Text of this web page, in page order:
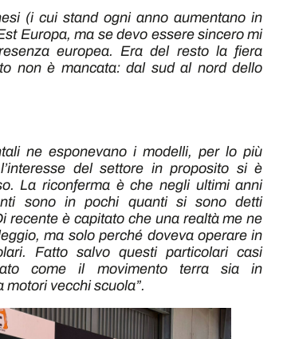
(i cui stand ogni anno aumentano in
Europa, ma se devo essere sincero mi
europea. Era del resto la fiera
non è mancata: dal sud al nord dello
ne esponevano i modelli, per lo più
del settore in proposito si è
La riconferma è che negli ultimi anni
sono in pochi quanti si sono detti
recente è capitato che una realtà me ne
ma solo perché doveva operare in
Fatto salvo questi particolari casi
come il movimento terra sia in
vecchi scuola”.